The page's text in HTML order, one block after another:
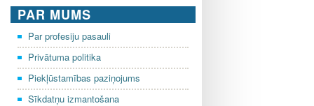
PAR MUMS
Par profesiju pasauli
Privātuma politika
Piekļūstamības paziņojums
Sīkdatņu izmantošana